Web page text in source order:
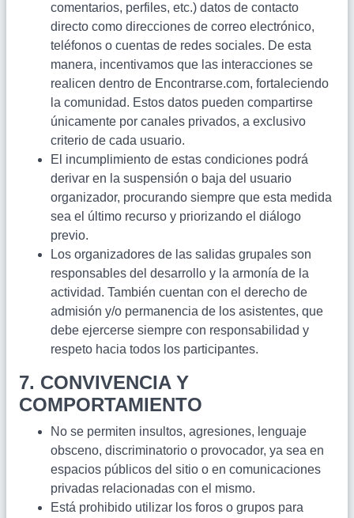
comentarios, perfiles, etc.) datos de contacto
directo como direcciones de correo electrónico,
teléfonos o cuentas de redes sociales. De esta
manera, incentivamos que las interacciones se
realicen dentro de Encontrarse.com, fortaleciendo
la comunidad. Estos datos pueden compartirse
únicamente por canales privados, a exclusivo
criterio de cada usuario.
El incumplimiento de estas condiciones podrá
derivar en la suspensión o baja del usuario
organizador, procurando siempre que esta medida
sea el último recurso y priorizando el diálogo
previo.
Los organizadores de las salidas grupales son
responsables del desarrollo y la armonía de la
actividad. También cuentan con el derecho de
admisión y/o permanencia de los asistentes, que
debe ejercerse siempre con responsabilidad y
respeto hacia todos los participantes.
7. CONVIVENCIA Y
COMPORTAMIENTO
No se permiten insultos, agresiones, lenguaje
obsceno, discriminatorio o provocador, ya sea en
espacios públicos del sitio o en comunicaciones
privadas relacionadas con el mismo.
Está prohibido utilizar los foros o grupos para